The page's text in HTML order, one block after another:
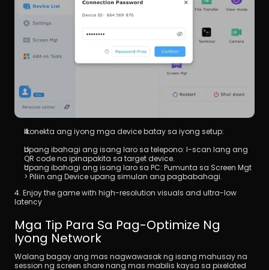
Ikonekta ang iyong mga device batay sa iyong setup:
Upang ibahagi ang isang laro sa telepono: I-scan lang ang
QR code na ipinapakita sa target device.
Upang ibahagi ang isang laro sa PC: Pumunta sa Screen Mgt
> Piliin ang Device upang simulan ang pagbabahagi.
4. Enjoy the game with high-resolution visuals and ultra-low
latency
Mga Tip Para Sa Pag-Optimize Ng
Iyong Network
Walang bagay ang mas nagwawasak ng isang mahusay na
session ng screen share nang mas mabilis kaysa sa pixelated